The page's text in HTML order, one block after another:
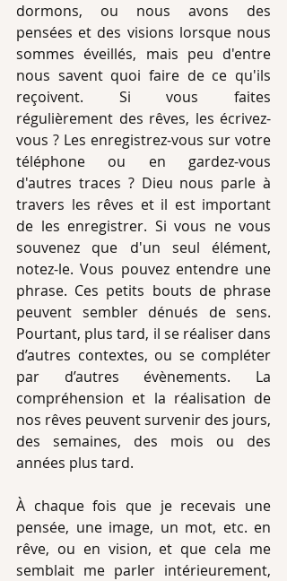
dormons, ou nous avons des
pensées et des visions lorsque nous
sommes éveillés, mais peu d'entre
nous savent quoi faire de ce qu'ils
reçoivent. Si vous faites
régulièrement des rêves, les écrivez-
vous ? Les enregistrez-vous sur votre
téléphone ou en gardez-vous
d'autres traces ? Dieu nous parle à
travers les rêves et il est important
de les enregistrer. Si vous ne vous
souvenez que d'un seul élément,
notez-le. Vous pouvez entendre une
phrase. Ces petits bouts de phrase
peuvent sembler dénués de sens.
Pourtant, plus tard, il se réaliser dans
d’autres contextes, ou se compléter
par d’autres évènements. La
compréhension et la réalisation de
nos rêves peuvent survenir des jours,
des semaines, des mois ou des
années plus tard.
À chaque fois que je recevais une
pensée, une image, un mot, etc. en
rêve, ou en vision, et que cela me
semblait me parler intérieurement,